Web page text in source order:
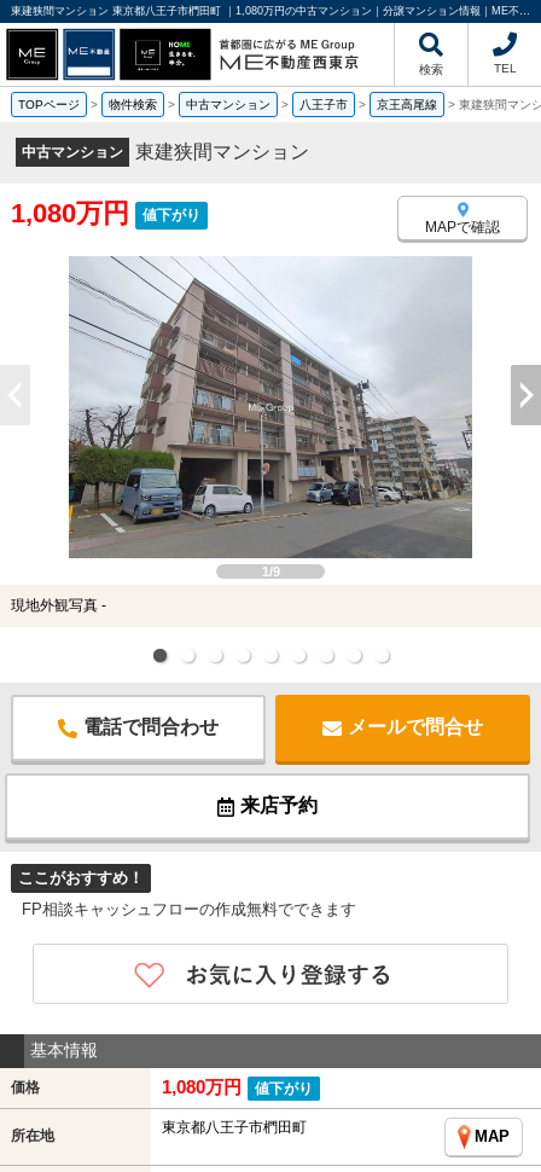
東建狭間マンション 東京都八王子市椚田町 ｜1,080万円の中古マンション｜分譲マンション情報｜ME不動産西東京
検索 TEL
TOPページ > 物件検索 > 中古マンション > 八王子市 > 京王高尾線 > 東建狭間マン
中古マンション 東建狭間マンション
1,080万円 値下がり
MAPで確認
1/9
現地外観写真 -
電話で問合わせ メールで問合せ
来店予約
ここがおすすめ！
FP相談キャッシュフローの作成無料でできます
基本情報
価格 1,080万円 値下がり
所在地 東京都八王子市椚田町
MAP